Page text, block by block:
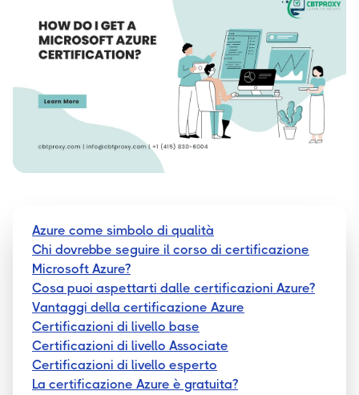
Azure come simbolo di qualità
Chi dovrebbe seguire il corso di certificazione
Microsoft Azure?
Cosa puoi aspettarti dalle certificazioni Azure?
Vantaggi della certificazione Azure
Certificazioni di livello base
Certificazioni di livello Associate
Certificazioni di livello esperto
La certificazione Azure è gratuita?